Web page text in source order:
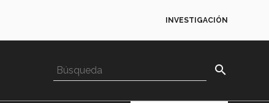
INVESTIGACIÓN
search